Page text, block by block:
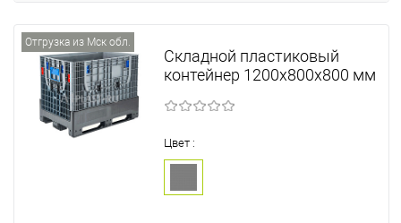
Отгрузка из Мск обл.
Складной пластиковый
контейнер 1200x800x800 мм
Цвет :